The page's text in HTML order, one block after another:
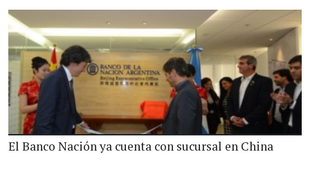
El Banco Nación ya cuenta con sucursal en China